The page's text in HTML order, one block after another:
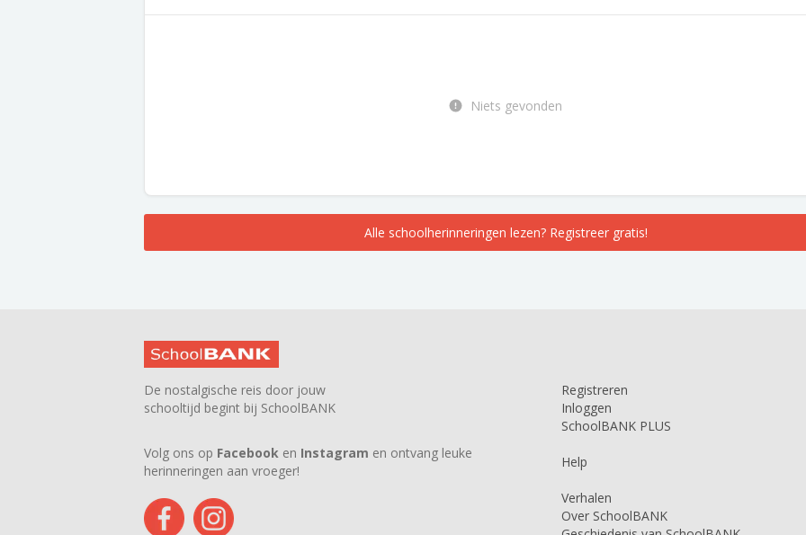
Niets gevonden
Alle schoolherinneringen lezen? Registreer gratis!
De nostalgische reis door jouw
schooltijd begint bij SchoolBANK
Volg ons op Facebook en Instagram en ontvang leuke
herinneringen aan vroeger!
Registreren
Inloggen
SchoolBANK PLUS
Help
Verhalen
Over SchoolBANK